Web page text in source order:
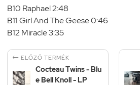
B10 Raphael 2:48
B11 Girl And The Geese 0:46
B12 Miracle 3:35
 ELŐZŐ TERMÉK
Cocteau Twins - Blu
e Bell Knoll - LP